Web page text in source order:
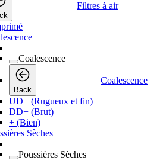
Filtres à air
Coalescence
Back
Coalescence
UD+ (Rugueux et fin)
DD+ (Brut)
+ (Bien)
Sèches
Poussières Sèches